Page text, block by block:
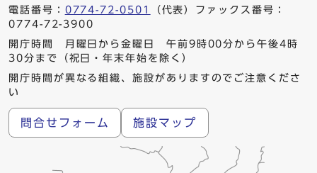
電話番号： 0774-72-0501
（代表）ファックス番号：
0774-72-3900
開庁時間 月曜日から金曜日 午前9時00分から午後4時
30分まで（祝日・年末年始を除く）
開庁時間が異なる組織、施設がありますのでご注意くださ
い
問合せフォーム 施設マップ